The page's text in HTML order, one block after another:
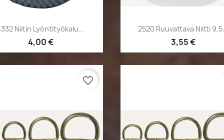
Pikakatselu
Niitin Lyöntityökalu...
4,00 €
Pikakatselu
2520 Ruuvattava Niitti
3,55 €
favorite_border